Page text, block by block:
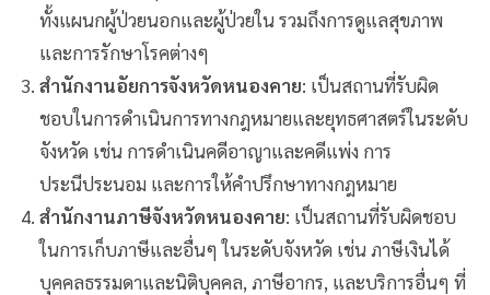
ทั้งแผนกผู้ป่วยนอกและผู้ป่วยใน รวมถึงการดูแลสุขภาพ
และการรักษาโรคต่างๆ
สำนักงานอัยการจังหวัดหนองคาย: เป็นสถานที่รับผิด
ชอบในการดำเนินการทางกฎหมายและยุทธศาสตร์ในระดับ
จังหวัด เช่น การดำเนินคดีอาญาและคดีแพ่ง การ
ประนีประนอม และการให้คำปรึกษาทางกฎหมาย
สำนักงานภาษีจังหวัดหนองคาย: เป็นสถานที่รับผิดชอบ
ในการเก็บภาษีและอื่นๆ ในระดับจังหวัด เช่น ภาษีเงินได้
บุคคลธรรมดาและนิติบุคคล, ภาษีอากร, และบริการอื่นๆ ที่